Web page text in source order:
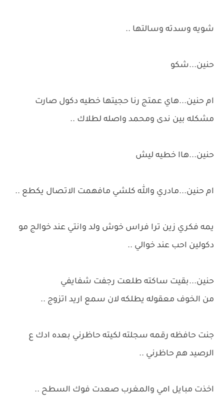
شويه وسدته وسالتها ..
حنين...شكو
ام حنين...هاي عمتج رنا حجيتها خطيه دكول صارت
مشكله بين ندى ومحمد واصله لطلاك ..
حنين...هاا خطيه ليش
ام حنين...مادري والله كلشي مافهمت الاتصال يكطع ..
يمه فكري زين ترا فراس خوش ولد وانتي عند خوالج مو
دكولين احب عند خوالي ..
حنين...بقيت ساكته طلعت رجفت شفايفي
من الخوف معقوله يطلكه لان سمع اريد اتزوج ..
جنت حافظه رقمه سجلته لكيته حاظرني بعده ادك ع
الرصيد هم حاظرني ..
اخذت مبايل امي والمغرب صعدت فوك السطح ..